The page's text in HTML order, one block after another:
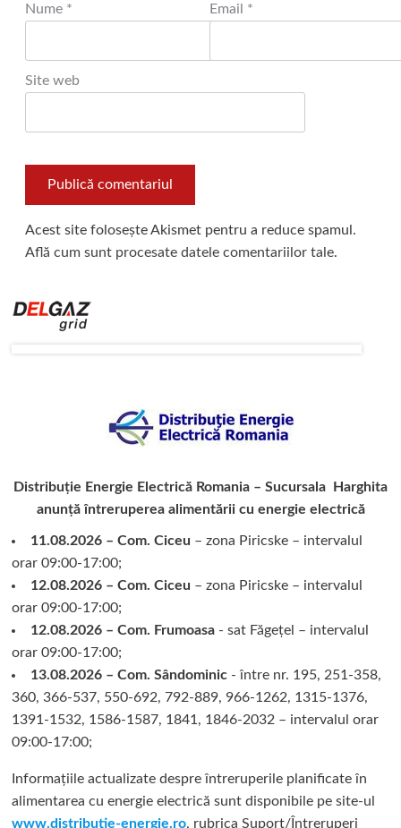
Nume * Email *
Site web
Acest site folosește Akismet pentru a reduce spamul.
Află cum sunt procesate datele comentariilor tale.
Distribuție Energie Electrică Romania – Sucursala Harghita
anunță întreruperea alimentării cu energie electrică
11.08.2026 – Com. Ciceu – zona Piricske – intervalul
orar 09:00-17:00;
12.08.2026 – Com. Ciceu – zona Piricske – intervalul
orar 09:00-17:00;
12.08.2026 – Com. Frumoasa- sat Făgețel – intervalul
orar 09:00-17:00;
13.08.2026 – Com. Sândominic- între nr. 195, 251-358,
360, 366-537, 550-692, 792-889, 966-1262, 1315-1376,
1391-1532, 1586-1587, 1841, 1846-2032 – intervalul orar
09:00-17:00;
Informațiile actualizate despre întreruperile planificate în
alimentarea cu energie electrică sunt disponibile pe site-ul
www.distributie-energie.ro, rubrica Suport/Întreruperi